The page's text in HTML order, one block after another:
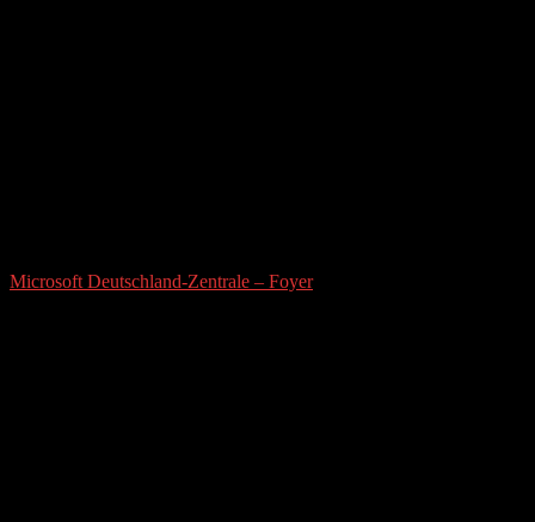
Microsoft Deutschland-Zentrale – Foyer